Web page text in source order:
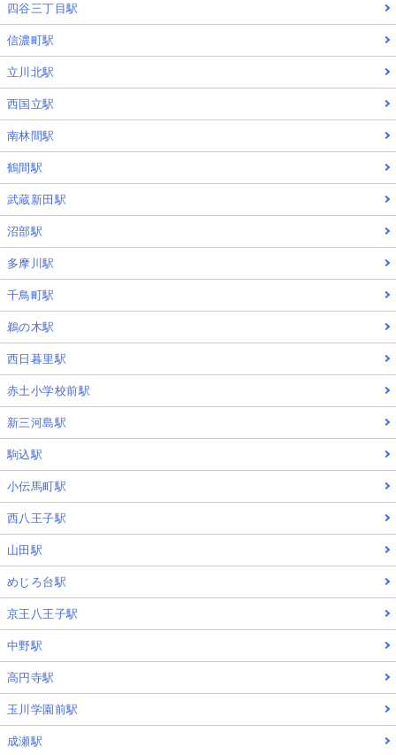
四谷三丁目駅
信濃町駅
立川北駅
西国立駅
南林間駅
鶴間駅
武蔵新田駅
沼部駅
多摩川駅
千鳥町駅
鵜の木駅
西日暮里駅
赤土小学校前駅
新三河島駅
駒込駅
小伝馬町駅
西八王子駅
山田駅
めじろ台駅
京王八王子駅
中野駅
高円寺駅
玉川学園前駅
成瀬駅